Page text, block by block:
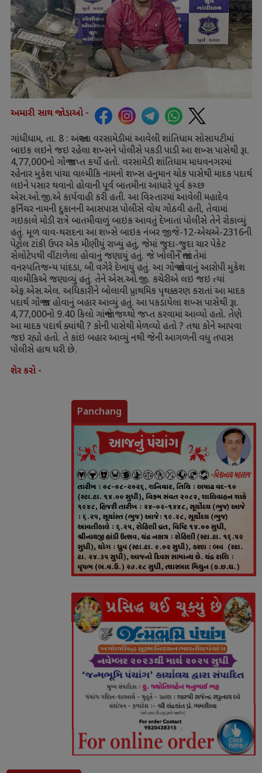
અમારી સાથ જોડાઓ -
ગાંધીધામ, તા. 8 : અંજારના વરસામેડીમાં આવેલી શાંતિધામ સોસાયટીમાં
બાઇક લઇને જઇ રહેલા શખ્સને પોલીસે પકડી પાડી આ શખ્સ પાસેથી રૂા.
4,77,000નો ગાંજો જપ્ત કર્યો હતો. વરસામેડી શાંતિધામ માધવનગરમાં
રહેનાર મુકેશ પાંચા વાલ્મીકિ નામનો શખ્સ હનુમાન ચોક પાસેથી માદક પદાર્થ
લઇને પસાર થવાનો હોવાની પૂર્વ બાતમીના આધારે પૂર્વ કચ્છ
એસ.ઓ.જી.એ કાર્યવાહી કરી હતી. આ વિસ્તારમાં આવેલી મહાદેવ
ફર્નિચર નામની દુકાનની આસપાસ પોલીસે વોચ ગોઠવી હતી, તેવામાં
ગઇકાલે મોડી રાત્રે બાતમીવાળું બાઇક આવતું દેખાતાં પોલીસે તેને રોકાવ્યું
હતું. મૂળ વાવ-થરાદના આ શખ્સે બાઇક નંબર જીજે-12-એચએ-2316ની
પેટ્રોલ ટાંકી ઉપર એક મીણીયું રાખ્યું હતું, જેમાં જુદા-જુદા ચાર પેકેટ
સેલોટેપથી વીંટાળેલા હોવાનું જણાયું હતું. જે ખોલીને જોતાં તેમાં
વનસ્પતિજન્ય પાંદડા, બી વગેરે દેખાયું હતું. આ ગાંજો હોવાનું આરોપી મુકેશ
વાલ્મીકિએ જણાવ્યું હતું. તેને એસ.ઓ.જી. કચેરીએ લઇ જઇ ત્યાં
એફ.એસ.એલ. અધિકારીને બોલાવી પ્ર્રાથમિક પૃથક્કરણ કરાતાં આ માદક
પદાર્થ ગાંજો જ હોવાનું બહાર આવ્યું હતું. આ પકડાયેલા શખ્સ પાસેથી રૂા.
4,77,000નો 9.40 કિલો ગાંજાનો જથ્થો જપ્ત કરવામાં આવ્યો હતો. તેણે
આ માદક પદાર્થ ક્યાંથી? કોની પાસેથી મેળવ્યો હતો? તથા કોને આપવા
જઇ રહ્યો હતો. તે કાંઇ બહાર આવ્યું નથી જેની આગળની વધુ તપાસ
પોલીસે હાથ ધરી છે.
શેર કરો -
Panchang